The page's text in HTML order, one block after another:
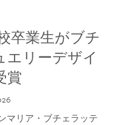
卒業生がブチ
エリーデザイ
賞
マリア・ブチェラッテ